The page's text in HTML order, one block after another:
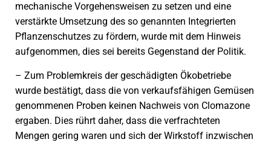
mechanische Vorgehensweisen zu setzen und eine
verstärkte Umsetzung des so genannten Integrierten
Pflanzenschutzes zu fördern, wurde mit dem Hinweis
aufgenommen, dies sei bereits Gegenstand der Politik.
– Zum Problemkreis der geschädigten Ökobetriebe
wurde bestätigt, dass die von verkaufsfähigen Gemüsen
genommenen Proben keinen Nachweis von Clomazone
ergaben. Dies rührt daher, dass die verfrachteten
Mengen gering waren und sich der Wirkstoff inzwischen